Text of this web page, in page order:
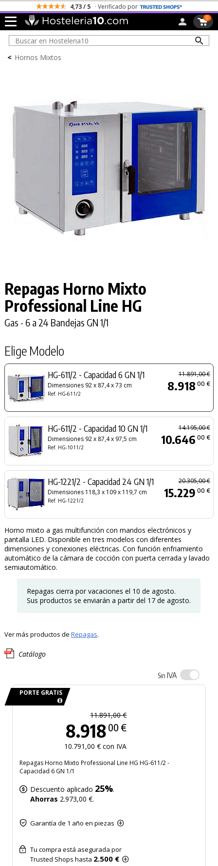
4,73 / 5 · Verificado por
0
< Hornos Mixtos
Repagas Horno Mixto
Professional Line HG
Gas - 6 a 24 Bandejas GN 1/1
Elige Modelo
HG-611/2 - Capacidad 6 GN 1/1
Dimensiones 92 x 87,4 x 73 cm
Ref. HG-611/2
11.891,00 €
8.918 00 €
HG-611/2 - Capacidad 10 GN 1/1
Dimensiones 92 x 87,4 x 97,5 cm
Ref. HG-1011/2
14.195,00 €
10.646 00 €
HG-1221/2 - Capacidad 24 GN 1/1
Dimensiones 118,3 x 109 x 119,7 cm
Ref. HG-1221/2
20.305,00 €
15.229 00 €
Horno mixto a gas multifunción con mandos electrónicos y
pantalla LED. Disponible en tres modelos con diferentes
dimensiones y conexiones eléctricas. Con función enfriamiento
automático de la cámara de cocción con puerta cerrada y lavado
semiautomático.
Repagas cierra por vacaciones el 10 de agosto.
Sus productos se enviarán a partir del 17 de agosto.
Ver más productos de Repagas.
Catálogo
Sin IVA
PORTE GRATIS
11.891,00 €
8.918 00 €
10.791,00 € con IVA
Repagas Horno Mixto Professional Line HG HG-611/2 -
Capacidad 6 GN 1/1
Descuento aplicado 25%.
Ahorras 2.973,00 €.
Garantía de 1 año en piezas
Tu compra está asegurada por
Trusted Shops hasta 2.500 €